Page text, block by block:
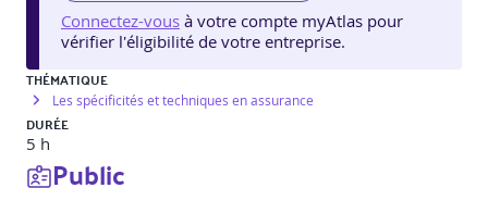
Connectez-vous à votre compte myAtlas pour
vérifier l'éligibilité de votre entreprise.
THÉMATIQUE
Les spécificités et techniques en assurance
DURÉE
5 h
Public